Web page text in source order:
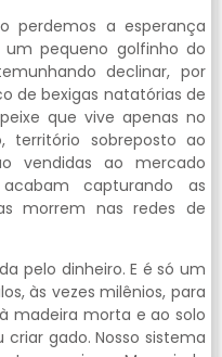
perdemos a esperança
um pequeno golfinho do
declinar, por
de bexigas natatórias de
que vive apenas no
território sobreposto ao
vendidas ao mercado
capturando as
morrem nas redes de
pelo dinheiro. E é só um
às vezes milênios, para
madeira morta e ao solo
gado. Nosso sistema